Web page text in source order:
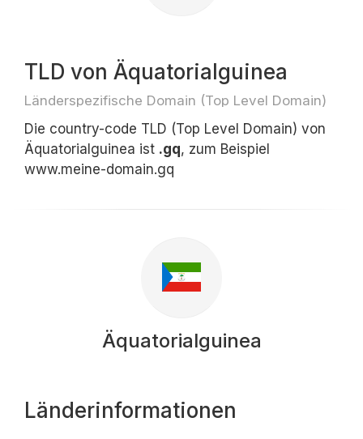
TLD von Äquatorialguinea
Länderspezifische Domain (Top Level Domain)
Die country-code TLD (Top Level Domain) von
Äquatorialguinea ist .gq, zum Beispiel
www.meine-domain.gq
Äquatorialguinea
Länderinformationen